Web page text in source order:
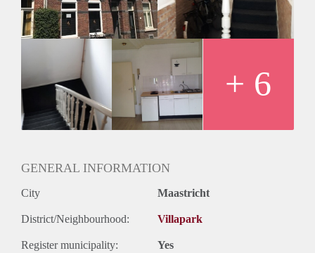
- Waarborgsom gelijk aan 1 maandhuur.
- UITSLUITEND te huur per 1 juli.
+ 6
GENERAL INFORMATION
City Maastricht
District/Neighbourhood: Villapark
Register municipality: Yes